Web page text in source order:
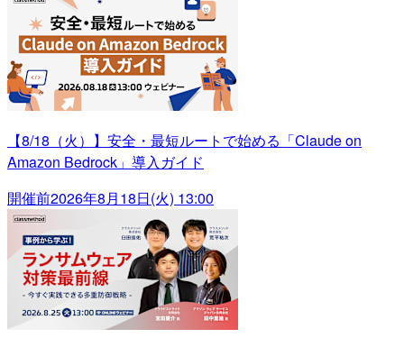
【8/18（火）】安全・最短ルートで始める「Claude on
Amazon Bedrock」導入ガイド
開催前2026年8月18日(火) 13:00